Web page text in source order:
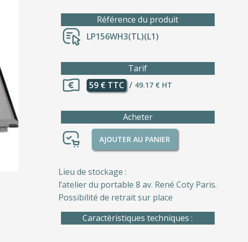
Référence du produit
LP156WH3(TL)(L1)
Tarif
59 € TTC / 49.17 € HT
Acheter
AJOUTER AU PANIER
Lieu de stockage :
l’atelier du portable 8 av. René Coty Paris.
Possibilité de retrait sur place
Caractèristiques techniques :